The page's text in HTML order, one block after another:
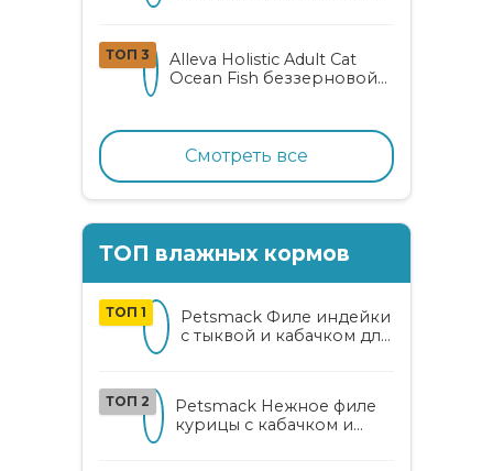
ТОП 3
Alleva Holistic Adult Cat
Ocean Fish беззерновой
рыбой, коноплей и алоэ
вера
Смотреть все
ТОП влажных кормов
ТОП 1
Petsmack Филе индейки
с тыквой и кабачком для
ТОП 2
Petsmack Нежное филе
курицы с кабачком и